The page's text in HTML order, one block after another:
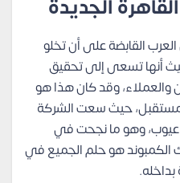
الجديدة
القابضة على أن تخلو
أنها تسعى إلى تحقيق
والعملاء، وقد كان هذا هو
حيث سعت الشركة
عيوب، وهو ما نجحت في
الكمبوند هو حلم الجميع في